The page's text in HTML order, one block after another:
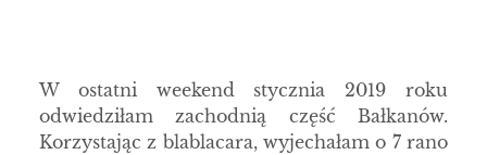
W ostatni weekend stycznia 2019 roku
odwiedziłam zachodnią część Bałkanów.
Korzystając z blablacara, wyjechałam o 7 rano